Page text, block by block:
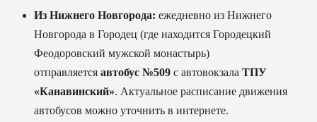
Из Нижнего Новгорода: ежедневно из Нижнего
Новгорода в Городец (где находится Городецкий
Феодоровский мужской монастырь)
отправляется автобус №509 с автовокзала ТПУ
«Канавинский». Актуальное расписание движения
автобусов можно уточнить в интернете.